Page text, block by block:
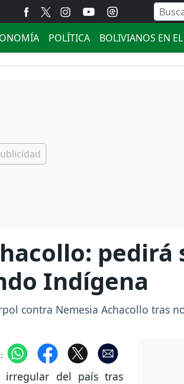
POLÍTICA BOLIVIANOS EN
pedirá
Indígena
contra Nemesia Achacollo tras